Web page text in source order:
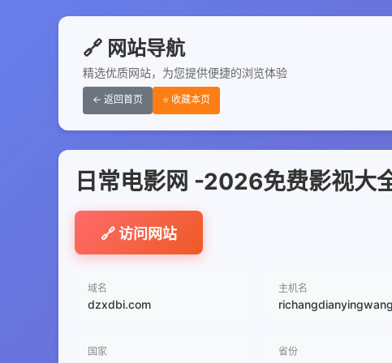
🔗 网站导航
精选优质网站，为您提供便捷的浏览体验
← 返回首页 ⭐ 收藏本页
日常电影网 -2026免费影视大
🔗 访问网站
域名
dzxdbi.com
主机名
国家 省份